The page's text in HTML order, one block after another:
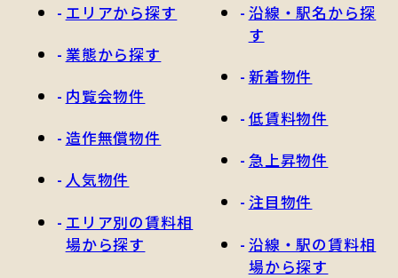
エリアから探す
業態から探す
内覧会物件
造作無償物件
人気物件
エリア別の賃料相
場から探す
沿線・駅名から探
す
新着物件
低賃料物件
急上昇物件
注目物件
沿線・駅の賃料相
場から探す